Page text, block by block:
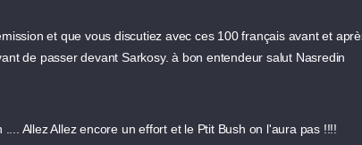
et que vous discutiez avec ces 100 français avant et
de passer devant Sarkosy. à bon entendeur salut Nasredin
Allez Allez encore un effort et le Ptit Bush on l'aura pas !!!!